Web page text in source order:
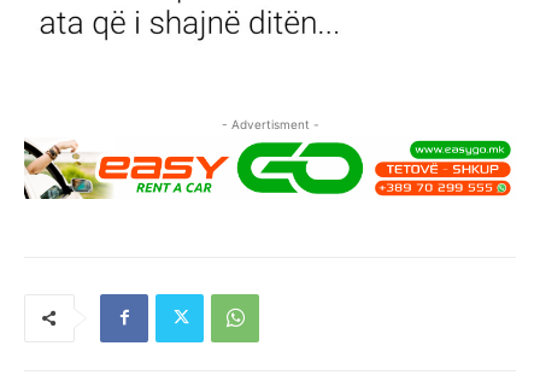
- Advertisment -